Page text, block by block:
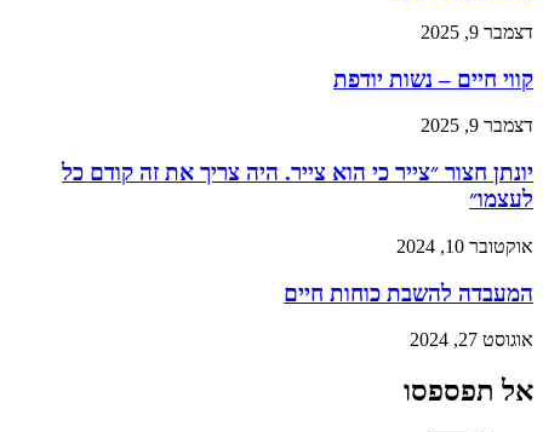
דצמבר 9, 2025
קווי חיים – נשות יודפת
דצמבר 9, 2025
יונתן חצור ״צייר כי הוא צייר. היה צריך את זה קודם כל
לעצמו״
אוקטובר 10, 2024
המעבדה להשבת כוחות חיים
אוגוסט 27, 2024
אל תפספסו